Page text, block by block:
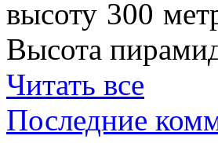
высоту 300
Высота
Читать все
Последние